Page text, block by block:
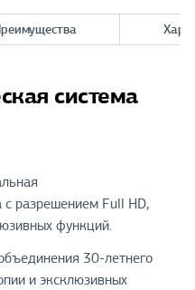
система
с разрешением Full HD,
функций.
30-летнего
и эксклюзивных